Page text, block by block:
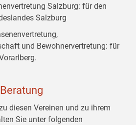
Salzburg: für den
Salzburg
und Bewohnervertretung: für
diesen Vereinen und zu ihrem
Sie unter folgenden